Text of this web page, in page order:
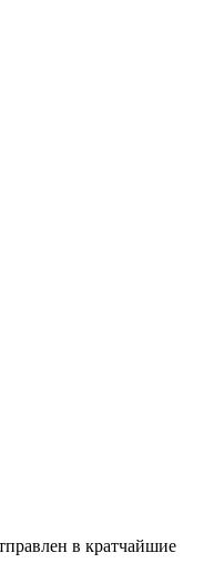
в кратчайшие